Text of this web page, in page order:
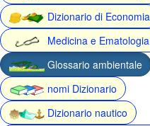
Dizionario di Economia
Medicina e
Glossario ambientale
nomi Dizionario
Dizionario nautico